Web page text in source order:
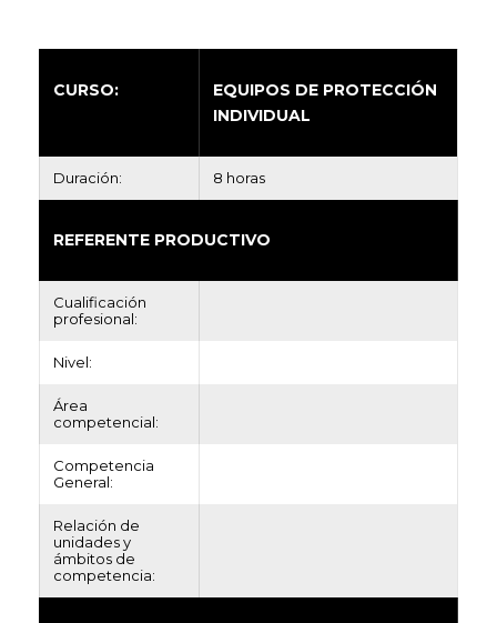
CURSO:
EQUIPOS DE PROTECCIÓN
INDIVIDUAL
Duración: 8 horas
REFERENTE PRODUCTIVO
Cualificación
profesional:
Nivel:
Área
competencial:
Competencia
General:
Relación de
unidades y
ámbitos de
competencia: